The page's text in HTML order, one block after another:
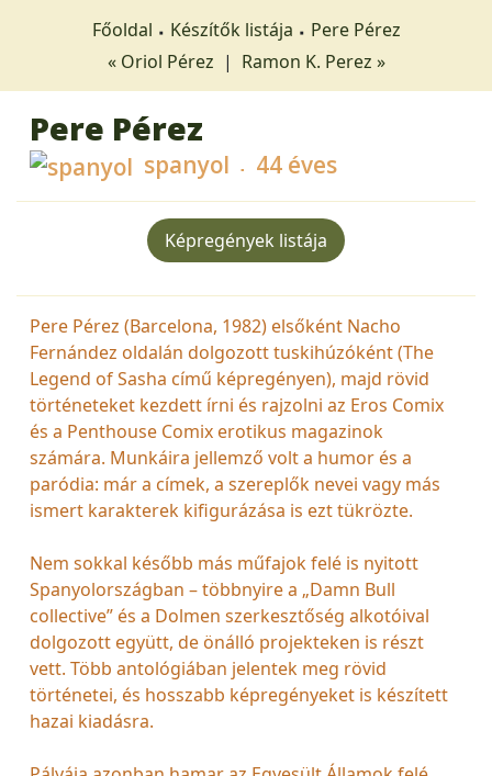
Főoldal Készítők listája
Pere Pérez
« Oriol Pérez | Ramon K. Perez »
Pere Pérez
spanyol 44 éves
Képregények listája
Pere Pérez (Barcelona, 1982) elsőként Nacho
Fernández oldalán dolgozott tuskihúzóként (The
Legend of Sasha című képregényen), majd rövid
történeteket kezdett írni és rajzolni az Eros Comix
és a Penthouse Comix erotikus magazinok
számára. Munkáira jellemző volt a humor és a
paródia: már a címek, a szereplők nevei vagy más
ismert karakterek kifigurázása is ezt tükrözte.
Nem sokkal később más műfajok felé is nyitott
Spanyolországban – többnyire a „Damn Bull
collective” és a Dolmen szerkesztőség alkotóival
dolgozott együtt, de önálló projekteken is részt
vett. Több antológiában jelentek meg rövid
történetei, és hosszabb képregényeket is készített
hazai kiadásra.